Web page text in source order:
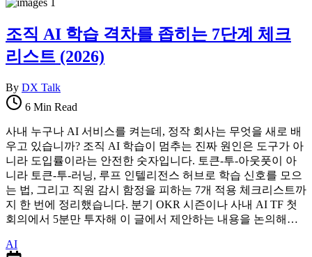
조직 AI 학습 격차를 좁히는 7단계 체크
리스트 (2026)
By DX Talk
6 Min Read
사내 누구나 AI 서비스를 켜는데, 정작 회사는 무엇을 새로 배
우고 있습니까? 조직 AI 학습이 멈추는 진짜 원인은 도구가 아
니라 도입률이라는 안전한 숫자입니다. 토큰-투-아웃풋이 아
니라 토큰-투-러닝, 루프 인텔리전스 허브로 학습 신호를 모으
는 법, 그리고 직원 감시 함정을 피하는 7개 적용 체크리스트까
지 한 번에 정리했습니다. 분기 OKR 시즌이나 사내 AI TF 첫
회의에서 5분만 투자해 이 글에서 제안하는 내용을 논의해…
AI